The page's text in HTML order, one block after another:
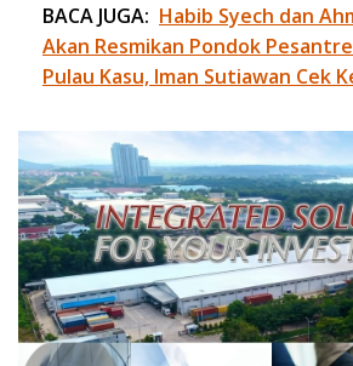
BACA JUGA: Habib Syech dan
Akan Resmikan Pondok
Pulau Kasu, Iman Sutiawan Cek